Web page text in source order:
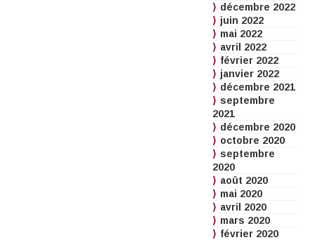
décembre 2022
juin 2022
mai 2022
avril 2022
février 2022
janvier 2022
décembre 2021
septembre
2021
décembre 2020
octobre 2020
septembre
2020
août 2020
mai 2020
avril 2020
mars 2020
février 2020